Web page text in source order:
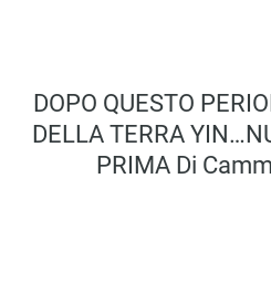
DOPO QUESTO
DELLA TERRA
PRIMA Di